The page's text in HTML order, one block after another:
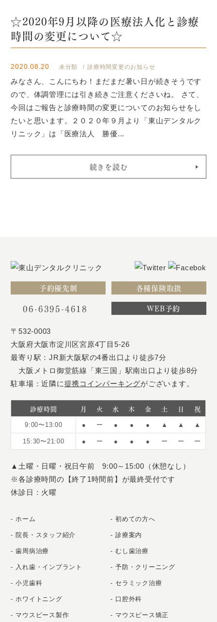
☆2020年9月以降の医療法人化と診療
時間の変更について☆
2020.08.20 未分類 診療時間変更のお知らせ
みなさん、こんにちわ！まだまだ暑い日が続きそうです
ので、体調管理には引き続きご注意くださいね。 さて、
今回はご報告と診療時間の変更についてのお知らせをし
たいと思います。２０２０年９月より「東山デンタルク
リニック」は「医療法人 勝優...
続きを読む
予約優先制 各種保険取扱
06-6395-4618 WEB予約
〒532-0003
大阪府大阪市淀川区宮原4丁目5-26
最寄り駅：JR新大阪駅の4番出口より徒歩7分
大阪メトロ御堂筋線「東三国」駅南出口より徒歩8分
駐車場：近隣に提携コインパーキングがございます。
診療時間 月 火 水 木 金 土 日 祝
9:00〜13:00 ● ー ● ● ● ▲ ▲ ▲
15:30〜21:00 ● ー ● ● ● ー ー ー
▲土曜・日曜・祝日午前 9:00～15:00（休憩なし）
※各診療時間の【終了1時間前】が最終受付です
休診日：火曜
ホーム 初めての方へ
院長・スタッフ紹介 診療案内
歯周病治療 むし歯治療
入れ歯・インプラント 予防・クリーニング
小児歯科 セラミック治療
ホワイトニング 口腔外科
マウスピース製作 マウスピース矯正